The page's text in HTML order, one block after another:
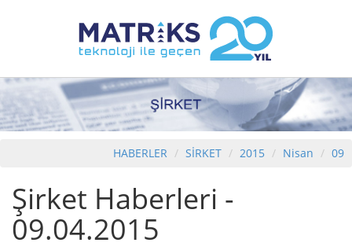
HABERLER SİRKET 2015 Nisan 09
Şirket Haberleri -
09.04.2015